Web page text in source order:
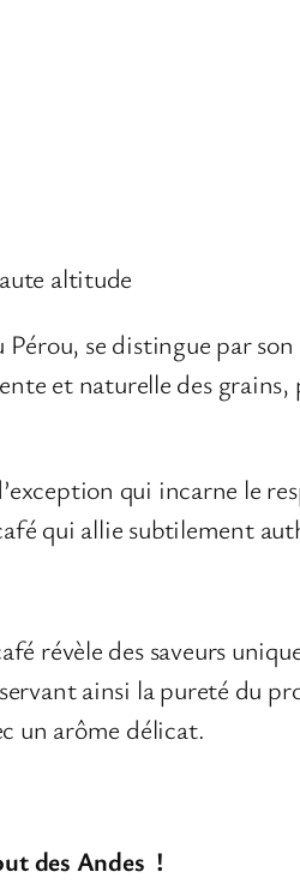
altitude
se distingue par
et naturelle des grains,
qui incarne le
qui allie subtilement
révèle des saveurs
ainsi la pureté du
un arôme délicat.
des Andes !